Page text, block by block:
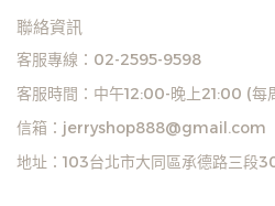
聯絡資訊
客服專線：02-2595-9598
客服時間：中午12:00-晚上21:00 (每
信箱：jerryshop888@gmail.com
地址：103台北市大同區承德路三段